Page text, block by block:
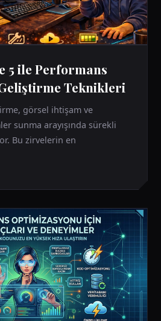
5 ile Performans
Teknikleri
görsel ihtişam ve
sunma arayışında sürekli
Bu zirvelerin en